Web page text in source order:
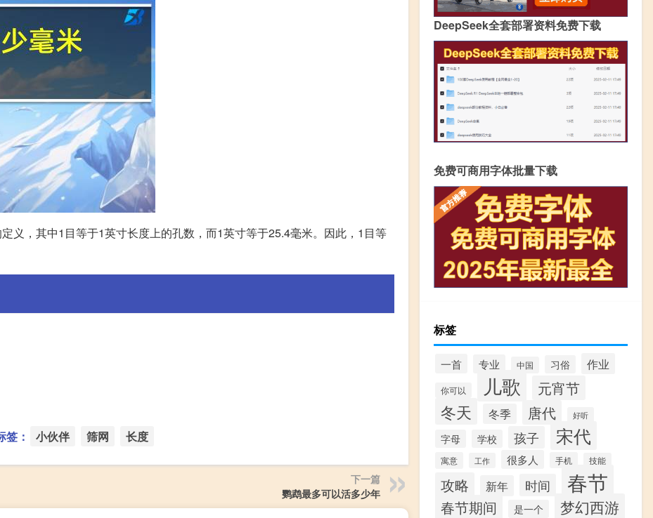
义，其中1目等于1英寸长度上的孔数，而1英寸等于25.4毫米。因此，1目等
签： 小伙伴 筛网 长度
下一篇
鹦鹉最多可以活多少年
DeepSeek全套部署资料免费下载
免费可商用字体批量下载
标签
一首 专业 中国 习俗 作业
你可以 儿歌 元宵节
冬天 冬季 唐代 好听
字母 学校 孩子 宋代
寓意 工作 很多人 手机 技能
攻略 新年 时间 春节
春节期间 是一个 梦幻西游